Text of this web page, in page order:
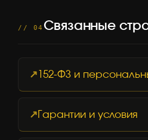
// 04 Связанные
152-ФЗ и
Гарантии и условия